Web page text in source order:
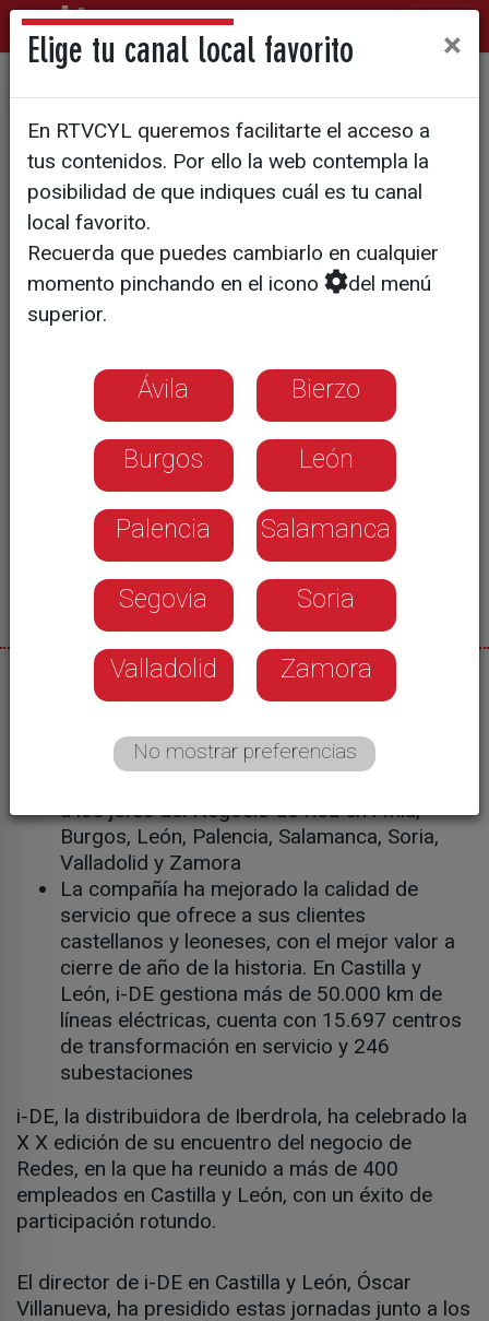
Más de 400 empleados de i-
DE en Castilla y León ponen
el foco en la importancia de
las redes para la transición
energética
13/12/2024
El director de i-DE en Castilla y León, Óscar
a los jefes del Negocio de Red en Ávila,
Burgos, León, Palencia, Salamanca, Soria,
Valladolid y Zamora
La compañía ha mejorado la calidad de
servicio que ofrece a sus clientes
castellanos y leoneses, con el mejor valor a
cierre de año de la historia. En Castilla y
León, i-DE gestiona más de 50.000 km de
líneas eléctricas, cuenta con 15.697 centros
de transformación en servicio y 246
subestaciones
i-DE, la distribuidora de Iberdrola, ha celebrado la
X X edición de su encuentro del negocio de
Redes, en la que ha reunido a más de 400
empleados en Castilla y León, con un éxito de
participación rotundo.
El director de i-DE en Castilla y León, Óscar
Villanueva, ha presidido estas jornadas junto a los
Elige tu canal local favorito ×
En RTVCYL queremos facilitarte el acceso a
tus contenidos. Por ello la web contempla la
posibilidad de que indiques cuál es tu canal
local favorito.
Recuerda que puedes cambiarlo en cualquier
momento pinchando en el icono
del menú
superior.
Ávila Bierzo
Burgos León
Palencia Salamanca
Segovia Soria
Valladolid Zamora
No mostrar preferencias